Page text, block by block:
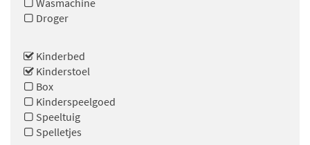
Wasmachine
Droger
Kinderbed
Kinderstoel
Box
Kinderspeelgoed
Speeltuig
Spelletjes